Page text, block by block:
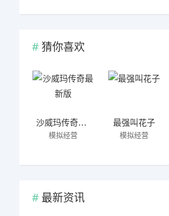
猜你喜欢
沙威玛传奇最新版
模拟经营
最强叫花子
模拟经营
最新资讯